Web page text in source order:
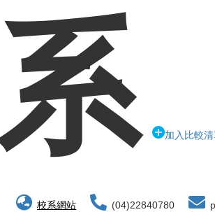
系
加入比較
校系網站 (04)22840780